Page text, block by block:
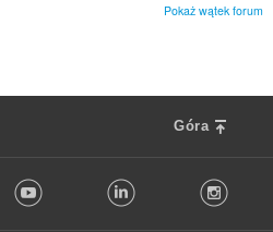
Pokaż wątek forum
Góra
Youtube LinkedIn